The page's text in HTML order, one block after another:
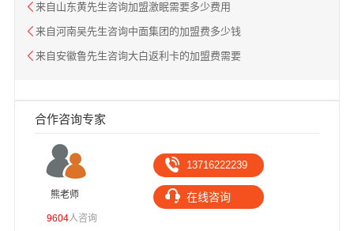
来自山东黄先生咨询加盟激眠需要多少费用
来自河南吴先生咨询中面集团的加盟费多少钱
来自安徽鲁先生咨询大白返利卡的加盟费需要
合作咨询专家
熊老师
13716222239
在线咨询
9604人咨询